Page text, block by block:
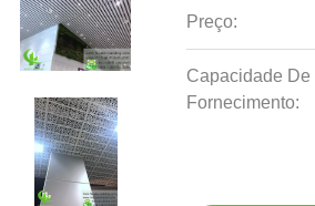
Preço:
Capacidade De
Fornecimento: